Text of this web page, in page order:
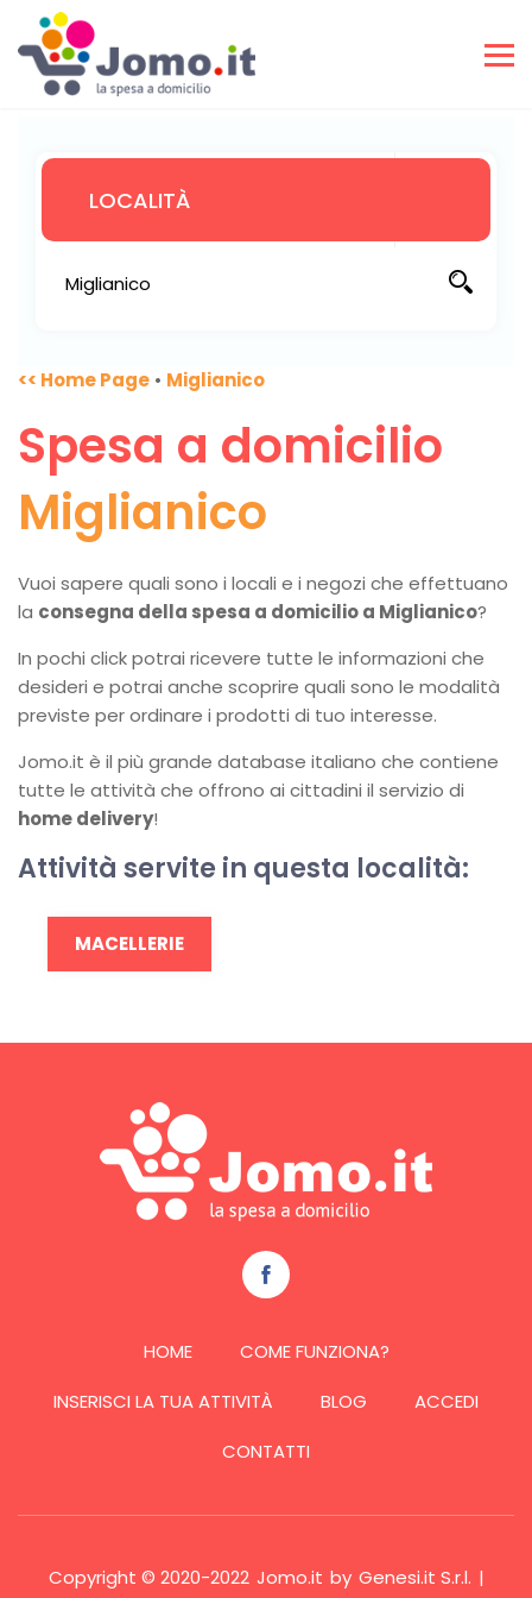
<< Home Page • Miglianico
Spesa a domicilio
Miglianico
Vuoi sapere quali sono i locali e i negozi che effettuano
la consegna della spesa a domicilio a Miglianico?
In pochi click potrai ricevere tutte le informazioni che
desideri e potrai anche scoprire quali sono le modalità
previste per ordinare i prodotti di tuo interesse.
Jomo.it è il più grande database italiano che contiene
tutte le attività che offrono ai cittadini il servizio di
home delivery!
Attività servite in questa località:
MACELLERIE
HOME
COME FUNZIONA?
INSERISCI LA TUA ATTIVITÀ
BLOG
ACCEDI
CONTATTI
Copyright © 2020-2022 Jomo.it by Genesi.it S.r.l. |